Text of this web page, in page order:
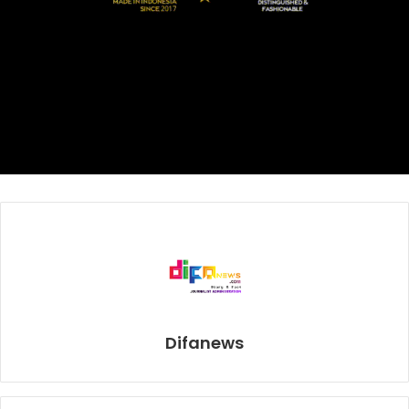
Kemenangan emosional ini sekaligus mengantarkan anak
asuh Reka Cahya Punthoadi menyegel tiket terakhir ke
sudah ditunggu oleh Cosmo JNE yang lebih dulu
melenggang usai menjinakkan perlawanan ketat Fafage
Difanews